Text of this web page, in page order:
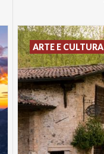
ARTE E CULTURA